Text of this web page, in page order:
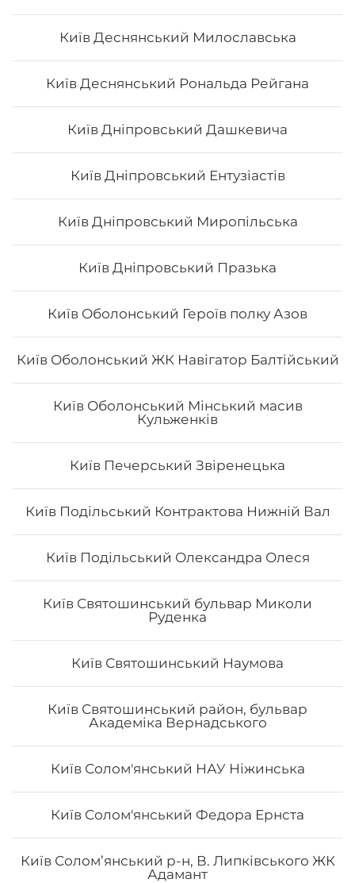
Київ Деснянський Милославська
Київ Деснянський Рональда Рейгана
Київ Дніпровський Дашкевича
Київ Дніпровський Ентузіастів
Київ Дніпровський Миропільська
Київ Дніпровський Празька
Київ Оболонський Героїв полку Азов
Київ Оболонський ЖК Навігатор Балтійський
Київ Оболонський Мінський масив
Кульженків
Київ Печерський Звіренецька
Київ Подільський Контрактова Нижній Вал
Київ Подільський Олександра Олеся
Київ Святошинський бульвар Миколи
Руденка
Київ Святошинський Наумова
Київ Святошинський район, бульвар
Академіка Вернадського
Київ Солом'янський НАУ Ніжинська
Київ Солом'янський Федора Ернста
Київ Солом’янський р-н, В. Липківського ЖК
Адамант
Фудзі
спайсі, кунжут, унагі
246₴ Хочу
Чіз рол з креветкою
Вага: 260 г Склад: норі, рис, сир філа, тигрова
креветка, тобіко, сир тостовий, унагі соус
174₴
Рол Хіко Мак
Вага: 290 г Склад: норі, рис, тунець, сир філа, огірок,
авокадо, унагі